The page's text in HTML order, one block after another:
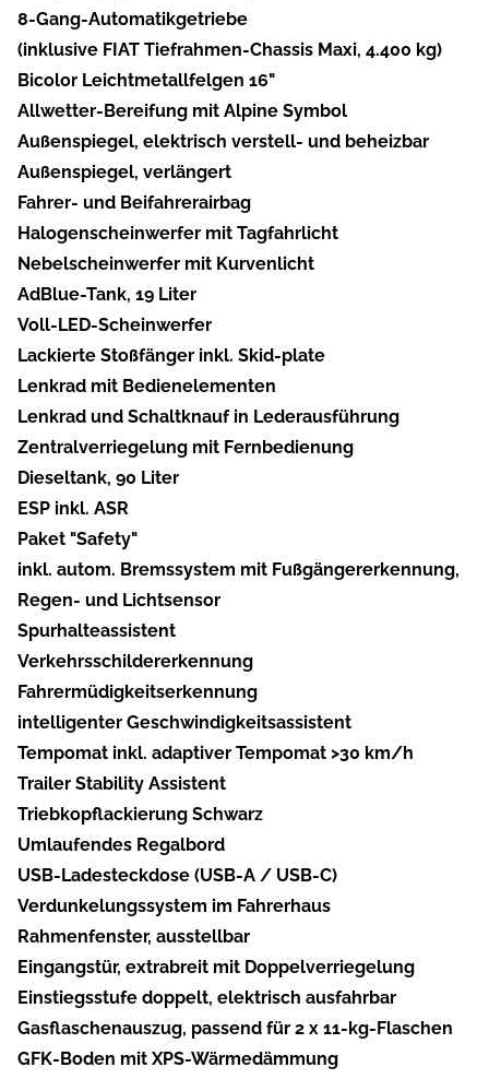
8-Gang-Automatikgetriebe
(inklusive FIAT Tiefrahmen-Chassis Maxi, 4.400 kg)
Bicolor Leichtmetallfelgen 16"
Allwetter-Bereifung mit Alpine Symbol
Außenspiegel, elektrisch verstell- und beheizbar
Außenspiegel, verlängert
Fahrer- und Beifahrerairbag
Halogenscheinwerfer mit Tagfahrlicht
Nebelscheinwerfer mit Kurvenlicht
AdBlue-Tank, 19 Liter
Voll-LED-Scheinwerfer
Lackierte Stoßfänger inkl. Skid-plate
Lenkrad mit Bedienelementen
Lenkrad und Schaltknauf in Lederausführung
Zentralverriegelung mit Fernbedienung
Dieseltank, 90 Liter
ESP inkl. ASR
Paket "Safety"
inkl. autom. Bremssystem mit Fußgängererkennung,
Regen- und Lichtsensor
Spurhalteassistent
Verkehrsschildererkennung
Fahrermüdigkeitserkennung
intelligenter Geschwindigkeitsassistent
Tempomat inkl. adaptiver Tempomat >30 km/h
Trailer Stability Assistent
Triebkopflackierung Schwarz
Umlaufendes Regalbord
USB-Ladesteckdose (USB-A / USB-C)
Verdunkelungssystem im Fahrerhaus
Rahmenfenster, ausstellbar
Eingangstür, extrabreit mit Doppelverriegelung
Einstiegsstufe doppelt, elektrisch ausfahrbar
Gasflaschenauszug, passend für 2 x 11-kg-Flaschen
GFK-Boden mit XPS-Wärmedämmung